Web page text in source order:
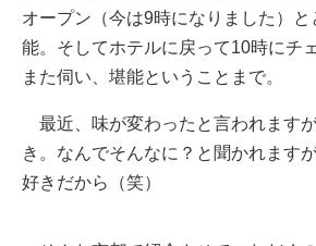
オープン（今は9時になりました）
能。そしてホテルに戻って10時にチ
また伺い、堪能ということまで。
最近、味が変わったと言われます
き。なんでそんなに？と聞かれます
好きだから（笑）